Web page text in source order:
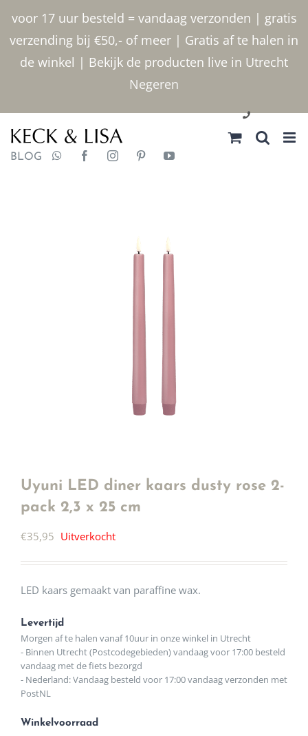
voor 17 uur besteld = vandaag verzonden | gratis
verzending bij €50,- of meer | Gratis af te halen in
de winkel | Bekijk de producten live in Utrecht
Negeren
inhoud
030 2400000
BLOG
Uyuni LED diner kaars dusty rose 2-
pack 2,3 x 25 cm
€35,95 Uitverkocht
LED kaars gemaakt van paraffine wax.
Levertijd
Morgen af te halen vanaf 10uur in onze winkel in Utrecht
- Binnen Utrecht (Postcodegebieden) vandaag voor 17:00 besteld
vandaag met de fiets bezorgd
- Nederland: Vandaag besteld voor 17:00 vandaag verzonden met
PostNL
Winkelvoorraad